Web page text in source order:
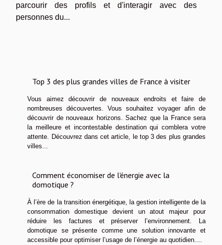
parcourir des profils et d'interagir avec des
personnes du...
Top 3 des plus grandes villes de France à visiter
Vous aimez découvrir de nouveaux endroits et faire de
nombreuses découvertes. Vous souhaitez voyager afin de
découvrir de nouveaux horizons. Sachez que la France sera
la meilleure et incontestable destination qui comblera votre
attente. Découvrez dans cet article, le top 3 des plus grandes
villes...
Comment économiser de l'énergie avec la
domotique ?
À l’ère de la transition énergétique, la gestion intelligente de la
consommation domestique devient un atout majeur pour
réduire les factures et préserver l’environnement. La
domotique se présente comme une solution innovante et
accessible pour optimiser l’usage de l’énergie au quotidien....